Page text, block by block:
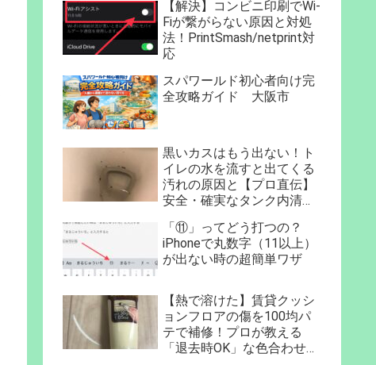
【解決】コンビニ印刷でWi-
Fiが繋がらない原因と対処
法！PrintSmash/netprint対
応
スパワールド初心者向け完
全攻略ガイド 大阪市
黒いカスはもう出ない！ト
イレの水を流すと出てくる
汚れの原因と【プロ直伝】
安全・確実なタンク内清掃
「⑪」ってどう打つの？
iPhoneで丸数字（11以上）
が出ない時の超簡単ワザ
【熱で溶けた】賃貸クッシ
ョンフロアの傷を100均パ
テで補修！プロが教える
「退去時OK」な色合わせと